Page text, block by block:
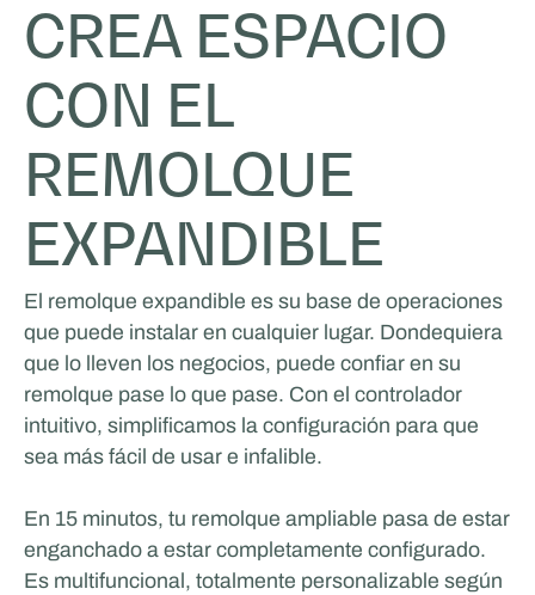
CREA ESPACIO
CON EL
REMOLQUE
EXPANDIBLE
El remolque expandible es su base de operaciones
que puede instalar en cualquier lugar. Dondequiera
que lo lleven los negocios, puede confiar en su
remolque pase lo que pase. Con el controlador
intuitivo, simplificamos la configuración para que
sea más fácil de usar e infalible.
En 15 minutos, tu remolque ampliable pasa de estar
enganchado a estar completamente configurado.
Es multifuncional, totalmente personalizable según